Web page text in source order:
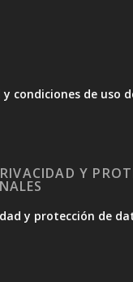
condiciones de uso
Y
y protección de